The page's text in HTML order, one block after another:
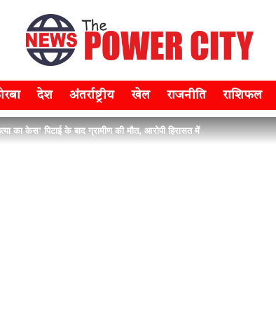
देश अंतर्राष्ट्रीय खेल राजनीति राशिफल
का केस’ पिटाई के बाद ग्रामीण की मौत, आरोपी हिरासत में